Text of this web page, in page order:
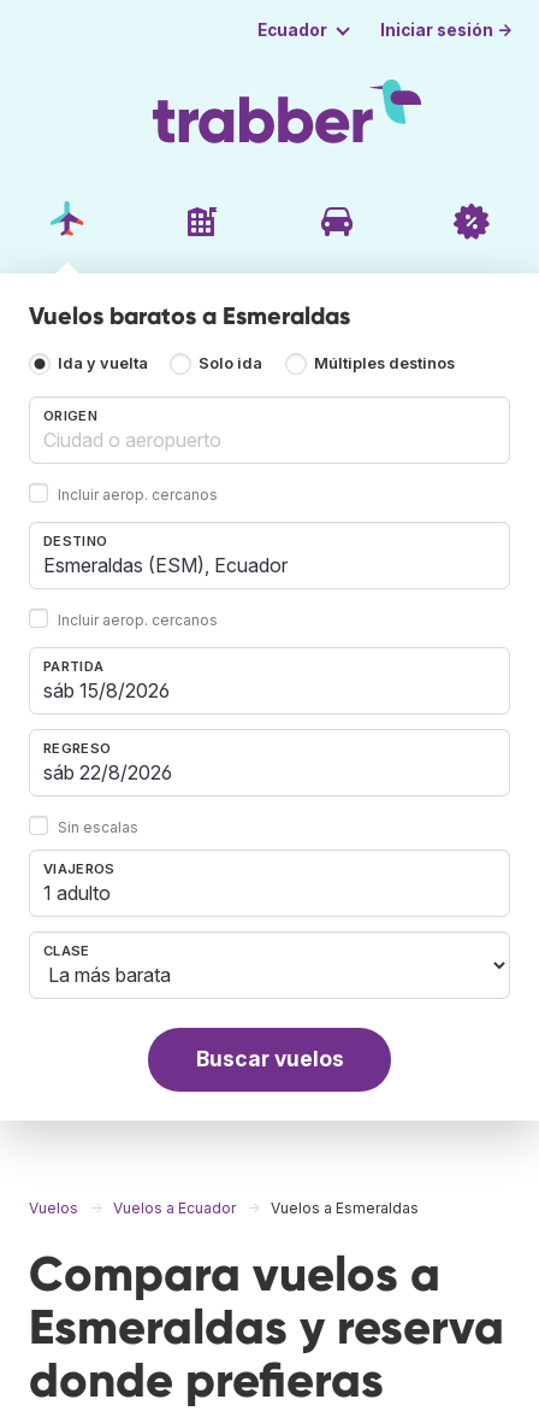
Ecuador Iniciar sesión →
Vuelos baratos a Esmeraldas
Ida y vuelta Solo ida Múltiples destinos
ORIGEN
Incluir aerop. cercanos
DESTINO
Incluir aerop. cercanos
PARTIDA
REGRESO
Sin escalas
VIAJEROS
1 adulto
CLASE
Buscar vuelos
Vuelos Vuelos a Ecuador Vuelos a Esmeraldas
Compara vuelos a
Esmeraldas y reserva
donde prefieras